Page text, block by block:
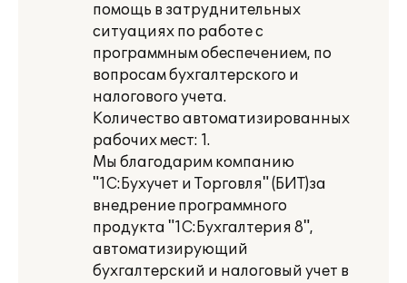
помощь в затруднительных
ситуациях по работе с
программным обеспечением, по
вопросам бухгалтерского и
налогового учета.
Количество автоматизированных
рабочих мест: 1.
Мы благодарим компанию
"1С:Бухучет и Торговля" (БИТ)за
внедрение программного
продукта "1С:Бухгалтерия 8",
автоматизирующий
бухгалтерский и налоговый учет в